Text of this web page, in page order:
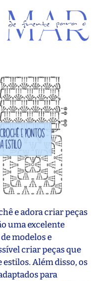
e adora criar peças
uma excelente
modelos e
criar peças que
Além disso, os
para